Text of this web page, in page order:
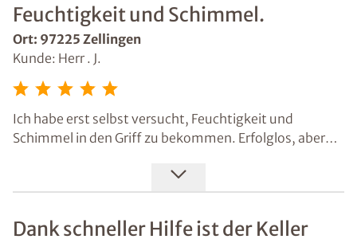
Feuchtigkeit und Schimmel.
Ort: 97225 Zellingen
Kunde: Herr . J.
Ich habe erst selbst versucht, Feuchtigkeit und
Schimmel in den Griff zu bekommen. Erfolglos, aber
pünktlich, sauber. Das Ergebnis ist super gut und die
Handwerker haben sogar noch die Toilette geputzt.
Dank schneller Hilfe ist der Keller